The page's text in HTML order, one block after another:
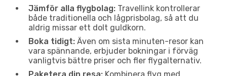
Jämför alla flygbolag: Travellink kontrollerar
både traditionella och lågprisbolag, så att du
aldrig missar ett dolt guldkorn.
Boka tidigt: Även om sista minuten-resor kan
vara spännande, erbjuder bokningar i förväg
vanligtvis bättre priser och fler flygalternativ.